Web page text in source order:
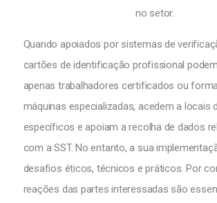
no setor.
Quando apoiados por sistemas de
cartões de identificação profissional
apenas trabalhadores certificados ou
máquinas especializadas, acedem a locais
específicos e apoiam a recolha de dados
com a SST. No entanto, a sua
desafios éticos, técnicos e práticos. Por
reações das partes interessadas são